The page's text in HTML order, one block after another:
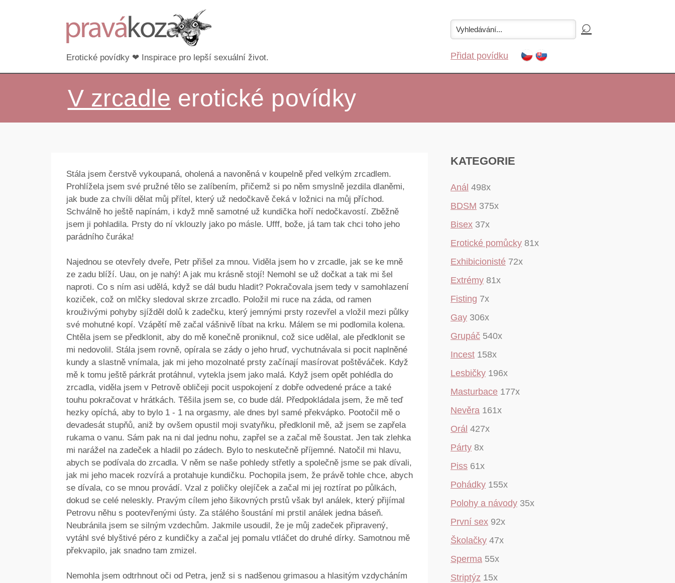
Erotické povídky ❤ Inspirace pro lepší sexuální život. Přidat povídku
V zrcadle erotické povídky
Stála jsem čerstvě vykoupaná, oholená a navoněná v koupelně před velkým zrcadlem.
Prohlížela jsem své pružné tělo se zalíbením, přičemž si po něm smyslně jezdila dlaněmi,
jak bude za chvíli dělat můj přítel, který už nedočkavě čeká v ložnici na můj příchod.
Schválně ho ještě napínám, i když mně samotné už kundička hoří nedočkavostí. Zběžně
jsem ji pohladila. Prsty do ní vklouzly jako po másle. Ufff, bože, já tam tak chci toho jeho
parádního čuráka!
Najednou se otevřely dveře, Petr přišel za mnou. Viděla jsem ho v zrcadle, jak se ke mně
ze zadu blíží. Uau, on je nahý! A jak mu krásně stojí! Nemohl se už dočkat a tak mi šel
naproti. Co s ním asi udělá, když se dál budu hladit? Pokračovala jsem tedy v samohlazení
koziček, což on mlčky sledoval skrze zrcadlo. Položil mi ruce na záda, od ramen
krouživými pohyby sjížděl dolů k zadečku, který jemnými prsty rozevřel a vložil mezi půlky
své mohutné kopí. Vzápětí mě začal vášnivě líbat na krku. Málem se mi podlomila kolena.
Chtěla jsem se předklonit, aby do mě konečně proniknul, což sice udělal, ale předklonit se
mi nedovolil. Stála jsem rovně, opírala se zády o jeho hruď, vychutnávala si pocit naplněné
kundy a slastně vnímala, jak mi jeho mozolnaté prsty začínají masírovat poštěváček. Když
mě k tomu ještě párkrát protáhnul, vytekla jsem jako malá. Když jsem opět pohlédla do
zrcadla, viděla jsem v Petrově obličeji pocit uspokojení z dobře odvedené práce a také
touhu pokračovat v hrátkách. Těšila jsem se, co bude dál. Předpokládala jsem, že mě teď
hezky opíchá, aby to bylo 1 - 1 na orgasmy, ale dnes byl samé překvápko. Pootočil mě o
devadesát stupňů, aniž by ovšem opustil moji svatyňku, předklonil mě, až jsem se zapřela
rukama o vanu. Sám pak na ni dal jednu nohu, zapřel se a začal mě šoustat. Jen tak zlehka
mi narážel na zadeček a hladil po zádech. Bylo to neskutečně příjemné. Natočil mi hlavu,
abych se podívala do zrcadla. V něm se naše pohledy střetly a společně jsme se pak dívali,
jak mi jeho macek rozvírá a protahuje kundičku. Pochopila jsem, že právě tohle chce, abych
se dívala, co se mnou provádí. Vzal z poličky olejíček a začal mi jej roztírat po půlkách,
dokud se celé neleskly. Pravým cílem jeho šikovných prstů však byl análek, který přijímal
Petrovu něhu s pootevřenými ústy. Za stálého šoustání mi prstil análek jedna báseň.
Neubránila jsem se silným vzdechům. Jakmile usoudil, že je můj zadeček připravený,
vytáhl své blyštivé péro z kundičky a začal jej pomalu vtláčet do druhé dírky. Samotnou mě
překvapilo, jak snadno tam zmizel.
Nemohla jsem odtrhnout oči od Petra, jenž si s nadšenou grimasou a hlasitým vzdycháním
KATEGORIE
Anál 498x
BDSM 375x
Bisex 37x
Erotické pomůcky 81x
Exhibicionisté 72x
Extrémy 81x
Fisting 7x
Gay 306x
Grupáč 540x
Incest 158x
Lesbičky 196x
Masturbace 177x
Nevěra 161x
Orál 427x
Párty 8x
Piss 61x
Pohádky 155x
Polohy a návody 35x
První sex 92x
Školačky 47x
Sperma 55x
Striptýz 15x